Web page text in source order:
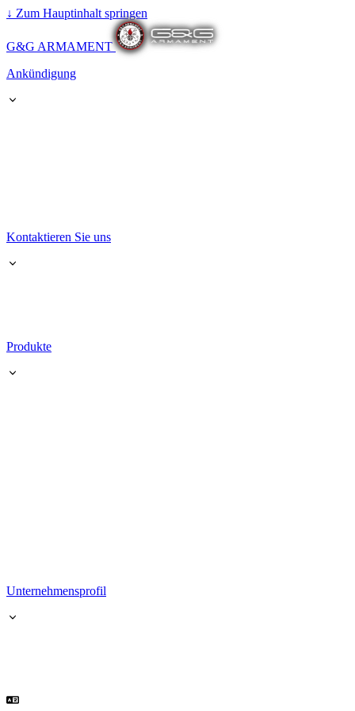
↓ Zum Hauptinhalt springen
G&G ARMAMENT
Ankündigung
Kontaktieren Sie uns
Produkte
Unternehmensprofil